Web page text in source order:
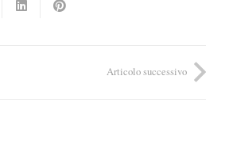
Articolo successivo